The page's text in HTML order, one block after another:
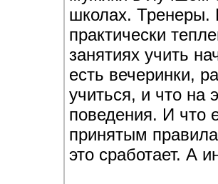
школах. Тренеры.
практически
занятиях учить
есть вечеринки,
учиться, и что на
поведения. И что
принятым
это сработает. А